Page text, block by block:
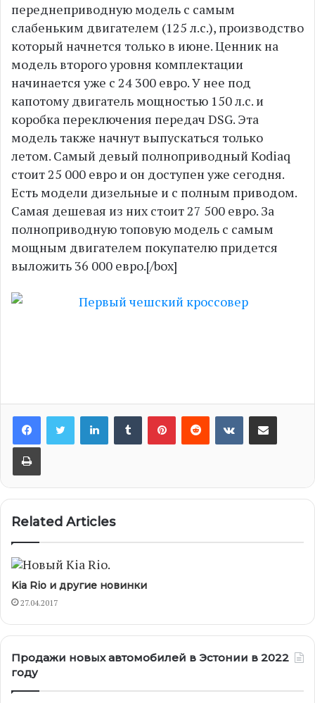
переднеприводную модель с самым
слабеньким двигателем (125 л.с.), производство
который начнется только в июне. Ценник на
модель второго уровня комплектации
начинается уже с 24 300 евро. У нее под
капотому двигатель мощностью 150 л.с. и
коробка переключения передач DSG. Эта
модель также начнут выпускаться только
летом. Самый девый полноприводный Kodiaq
стоит 25 000 евро и он доступен уже сегодня.
Есть модели дизельные и с полным приводом.
Самая дешевая из них стоит 27 500 евро. За
полноприводную топовую модель с самым
мощным двигателем покупателю придется
выложить 36 000 евро.[/box]
LinkedInTumblrPinterest
RedditVKontakte
Share via Email
Print
Related Articles
Kia Rio и другие новинки
27.04.2017
Продажи новых автомобилей в Эстонии в 2022
году